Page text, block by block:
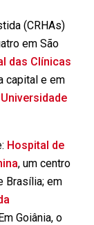
(CRHAs)
em São
das Clínicas
capital e em
Hospital de
, um centro
Brasília; em
Goiânia, o